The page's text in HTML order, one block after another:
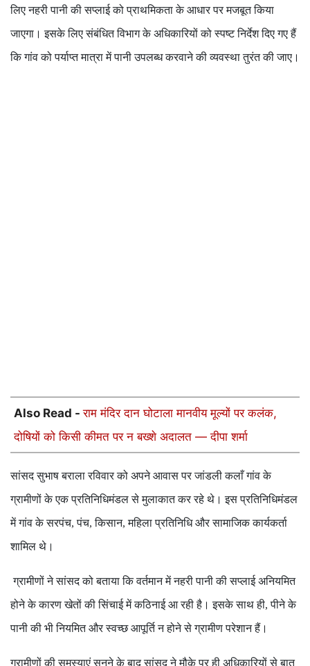
लिए नहरी पानी की सप्लाई को प्राथमिकता के आधार पर मजबूत किया
जाएगा। इसके लिए संबंधित विभाग के अधिकारियों को स्पष्ट निर्देश दिए गए हैं
कि गांव को पर्याप्त मात्रा में पानी उपलब्ध करवाने की व्यवस्था तुरंत की जाए।
Also Read -राम मंदिर दान घोटाला मानवीय मूल्यों पर कलंक,
दोषियों को किसी कीमत पर न बख्शे अदालत — दीपा शर्मा
सांसद सुभाष बराला रविवार को अपने आवास पर जांडली कलाँ गांव के
ग्रामीणों के एक प्रतिनिधिमंडल से मुलाकात कर रहे थे। इस प्रतिनिधिमंडल
में गांव के सरपंच,पंच,किसान,महिला प्रतिनिधि और सामाजिक कार्यकर्ता
शामिल थे।
ग्रामीणों ने सांसद को बताया कि वर्तमान में नहरी पानी की सप्लाई अनियमित
होने के कारण खेतों की सिंचाई में कठिनाई आ रही है। इसके साथ ही,पीने के
पानी की भी नियमित और स्वच्छ आपूर्ति न होने से ग्रामीण परेशान हैं।
ग्रामीणों की समस्याएं सुनने के बाद सांसद ने मौके पर ही अधिकारियों से बात